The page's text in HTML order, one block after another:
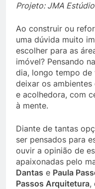
Projeto: JMA
Ao construir ou
uma dúvida muito
escolher para as
imóvel? Pensando
dia, longo tempo
deixar os
e acolhedora, com
à mente.
Diante de tantas
ser pensados para
ouvir a opinião de
apaixonadas pelo
Dantas e Paula
Passos Arquitetura,